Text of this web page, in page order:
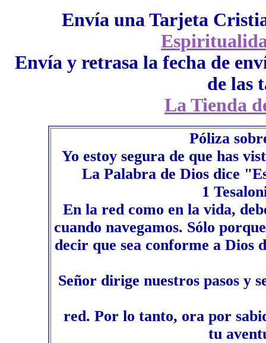
Envía una Tarjeta
Envía y retrasa la fecha de
de las
La Tienda
Póliza
Yo estoy segura de que has
La Palabra de Dios dice
1
En la red como en la vida,
cuando navegamos. Sólo
decir que sea conforme a Dios
Señor dirige nuestros pasos y
red. Por lo tanto, ora por
tu